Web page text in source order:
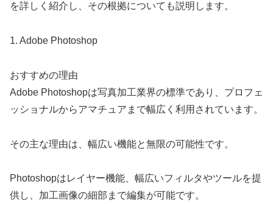
を詳しく紹介し、その根拠についても説明します。
1. Adobe Photoshop
おすすめの理由
Adobe Photoshopは写真加工業界の標準であり、プロフェ
ッショナルからアマチュアまで幅広く利用されています。
その主な理由は、幅広い機能と無限の可能性です。
Photoshopはレイヤー機能、幅広いフィルタやツールを提
供し、加工画像の細部まで編集が可能です。